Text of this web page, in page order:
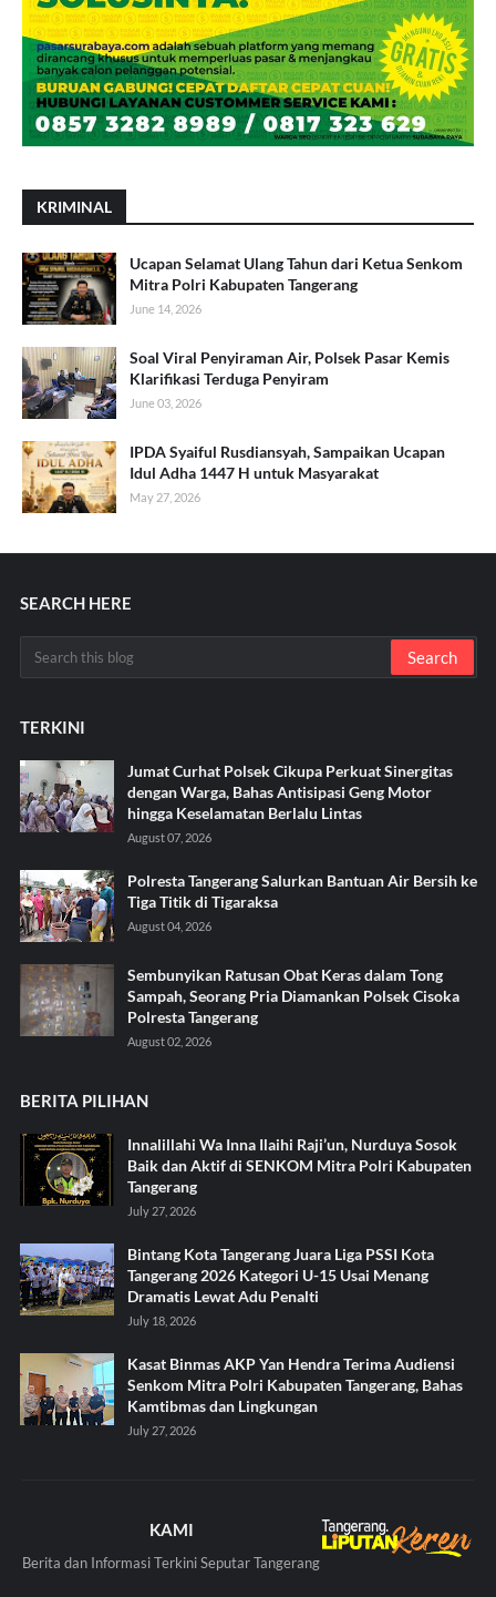
KRIMINAL
Ucapan Selamat Ulang Tahun dari Ketua Senkom
Mitra Polri Kabupaten Tangerang
June 14, 2026
Soal Viral Penyiraman Air, Polsek Pasar Kemis
Klarifikasi Terduga Penyiram
June 03, 2026
IPDA Syaiful Rusdiansyah, Sampaikan Ucapan
Idul Adha 1447 H untuk Masyarakat
May 27, 2026
SEARCH HERE
TERKINI
Jumat Curhat Polsek Cikupa Perkuat Sinergitas
dengan Warga, Bahas Antisipasi Geng Motor
hingga Keselamatan Berlalu Lintas
August 07, 2026
Polresta Tangerang Salurkan Bantuan Air Bersih ke
Tiga Titik di Tigaraksa ‎
August 04, 2026
Sembunyikan Ratusan Obat Keras dalam Tong
Sampah, Seorang Pria Diamankan Polsek Cisoka
Polresta Tangerang
August 02, 2026
BERITA PILIHAN
Innalillahi Wa Inna Ilaihi Raji’un, Nurduya Sosok
Baik dan Aktif di SENKOM Mitra Polri Kabupaten
Tangerang
July 27, 2026
Bintang Kota Tangerang Juara Liga PSSI Kota
Tangerang 2026 Kategori U-15 Usai Menang
Dramatis Lewat Adu Penalti
July 18, 2026
Kasat Binmas AKP Yan Hendra Terima Audiensi
Senkom Mitra Polri Kabupaten Tangerang, Bahas
Kamtibmas dan Lingkungan
July 27, 2026
KAMI
Berita dan Informasi Terkini Seputar Tangerang